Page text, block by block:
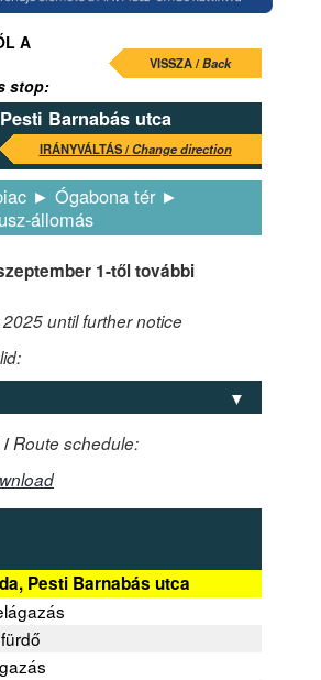
A
stop:
VISSZA /Back
Barnabás utca
IRÁNYVÁLTÁS /Change direction
► Ógabona tér ►
állomás
1-től további
until further notice
/Route schedule:
Pesti Barnabás utca